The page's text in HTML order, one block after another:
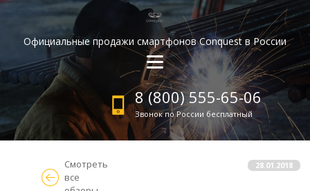
Официальные продажи смартфонов Conquest в России
8 (800) 555-65-06
Звонок по России бесплатный
Смотреть
все
28.01.2018